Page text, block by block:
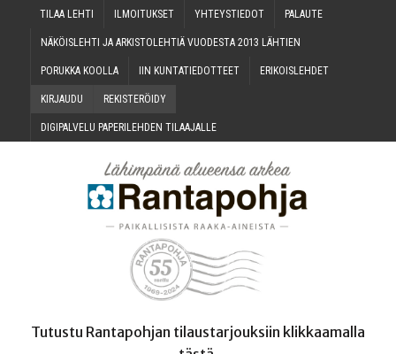
TILAA LEH­TI ILMOI­TUK­SET YHTEYS­TIE­DOT PALAU­TE
NÄKÖIS­LEH­TI JA ARKIS­TO­LEH­TIÄ VUO­DES­TA 2013 LÄHTIEN
PORUK­KA KOOLLA IIN KUN­TA­TIE­DOT­TEET ERI­KOIS­LEH­DET
KIR­JAU­DU REKIS­TE­RÖI­DY
DIGI­PAL­VE­LU PAPE­RI­LEH­DEN TILAAJALLE
Tutustu Rantapohjan tilaustarjouksiin klikkaamalla